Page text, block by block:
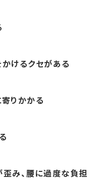
かけるクセがある
りかかる
歪み、腰に過度な負担